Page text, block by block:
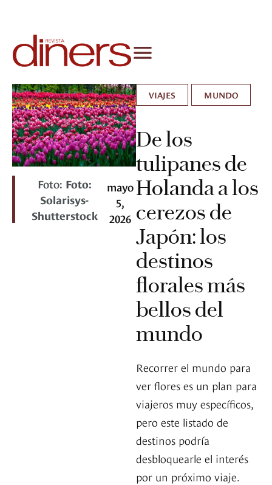
Foto: Foto:
Solarisys-
Shutterstock
mayo
5,
2026
VIAJES MUNDO
De los
tulipanes de
Holanda a los
cerezos de
Japón: los
destinos
florales más
bellos del
mundo
Recorrer el mundo para
ver flores es un plan para
viajeros muy específicos,
pero este listado de
destinos podría
desbloquearle el interés
por un próximo viaje.